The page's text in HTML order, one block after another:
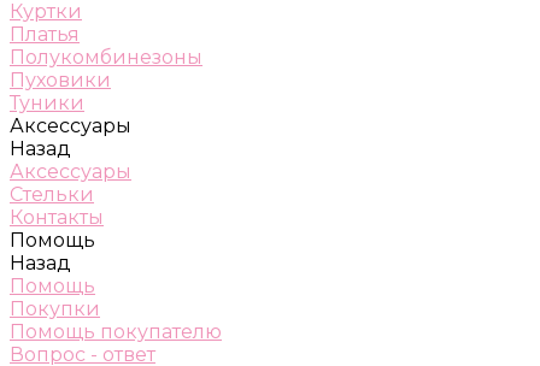
Куртки
Платья
Полукомбинезоны
Пуховики
Туники
Аксессуары
Назад
Аксессуары
Стельки
Контакты
Помощь
Назад
Помощь
Покупки
Помощь покупателю
Вопрос - ответ